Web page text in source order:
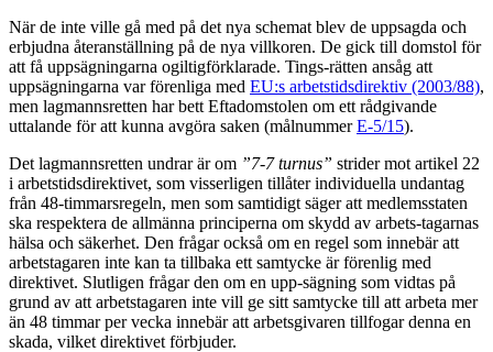
När de inte ville gå med på det nya schemat blev de uppsagda och
erbjudna återanställning på de nya villkoren. De gick till domstol för
att få uppsägningarna ogiltigförklarade. Tings-rätten ansåg att
uppsägningarna var förenliga med EU:s arbetstidsdirektiv (2003/88),
men lagmannsretten har bett Eftadomstolen om ett rådgivande
uttalande för att kunna avgöra saken (målnummerE-5/15).
Det lagmannsretten undrar är om ”7-7 turnus” strider mot artikel 22
i arbetstidsdirektivet, som visserligen tillåter individuella undantag
från 48-timmarsregeln, men som samtidigt säger att medlemsstaten
ska respektera de allmänna principerna om skydd av arbets-tagarnas
hälsa och säkerhet. Den frågar också om en regel som innebär att
arbetstagaren inte kan ta tillbaka ett samtycke är förenlig med
direktivet. Slutligen frågar den om en upp-sägning som vidtas på
grund av att arbetstagaren inte vill ge sitt samtycke till att arbeta mer
än 48 timmar per vecka innebär att arbetsgivaren tillfogar denna en
skada, vilket direktivet förbjuder.